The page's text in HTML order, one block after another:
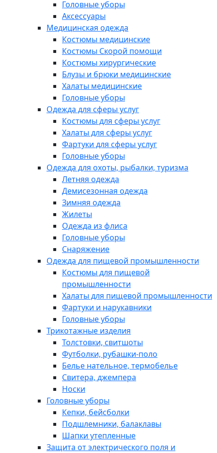
Головные уборы
Аксессуары
Медицинская одежда
Костюмы медицинские
Костюмы Скорой помощи
Костюмы хирургические
Блузы и брюки медицинские
Халаты медицинские
Головные уборы
Одежда для сферы услуг
Костюмы для сферы услуг
Халаты для сферы услуг
Фартуки для сферы услуг
Головные уборы
Одежда для охоты, рыбалки, туризма
Летняя одежда
Демисезонная одежда
Зимняя одежда
Жилеты
Одежда из флиса
Головные уборы
Снаряжение
Одежда для пищевой промышленности
Костюмы для пищевой
промышленности
Халаты для пищевой промышленности
Фартуки и нарукавники
Головные уборы
Трикотажные изделия
Толстовки, свитшоты
Футболки, рубашки-поло
Белье нательное, термобелье
Свитера, джемпера
Носки
Головные уборы
Кепки, бейсболки
Подшлемники, балаклавы
Шапки утепленные
Защита от электрического поля и